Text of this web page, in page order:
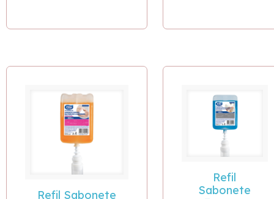
Refil Sabonete
Refil
Sabonete